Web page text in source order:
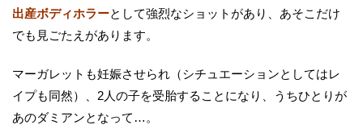
出産ボディホラーとして強烈なショットがあり、あそこだけ
でも見ごたえがあります。
マーガレットも妊娠させられ（シチュエーションとしてはレ
イプも同然）、2人の子を受胎することになり、うちひとりが
あのダミアンとなって…。